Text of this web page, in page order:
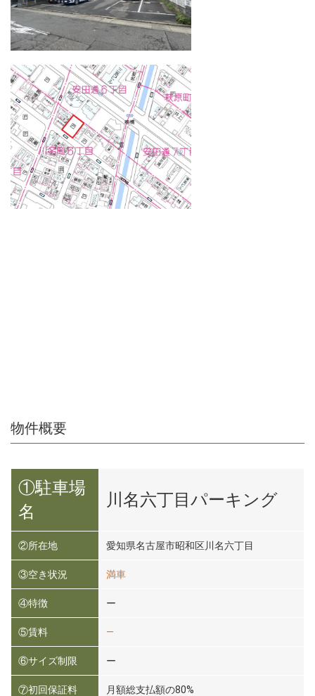
物件概要
①駐車場
名
川名六丁目パーキング
②所在地 愛知県名古屋市昭和区川名六丁目
③空き状況 満車
④特徴 ー
⑤賃料 ―
⑥サイズ制限 ー
⑦初回保証料 月額総支払額の80%